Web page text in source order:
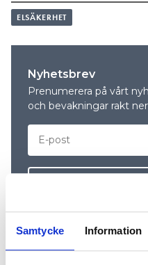
Samtycke Information
ELSÄKERHET
Nyhetsbrev
Prenumerera på vårt
och bevakningar rakt